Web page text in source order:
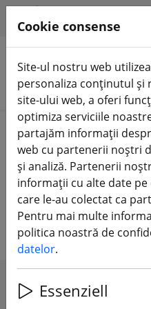
Căutare produse
Home Echipament
Receptor FrSky
Receptor FrSky
Ideal pentru
Cookie consense
Site-ul nostru web
personaliza conținutul și
site-ului web, a oferi
optimiza serviciile
partajăm informații
web cu partenerii noștri
și analiză. Partenerii
informații cu alte date
care le-au colectat ca
Pentru mai multe
politica noastră de
datelor.
Essenziell